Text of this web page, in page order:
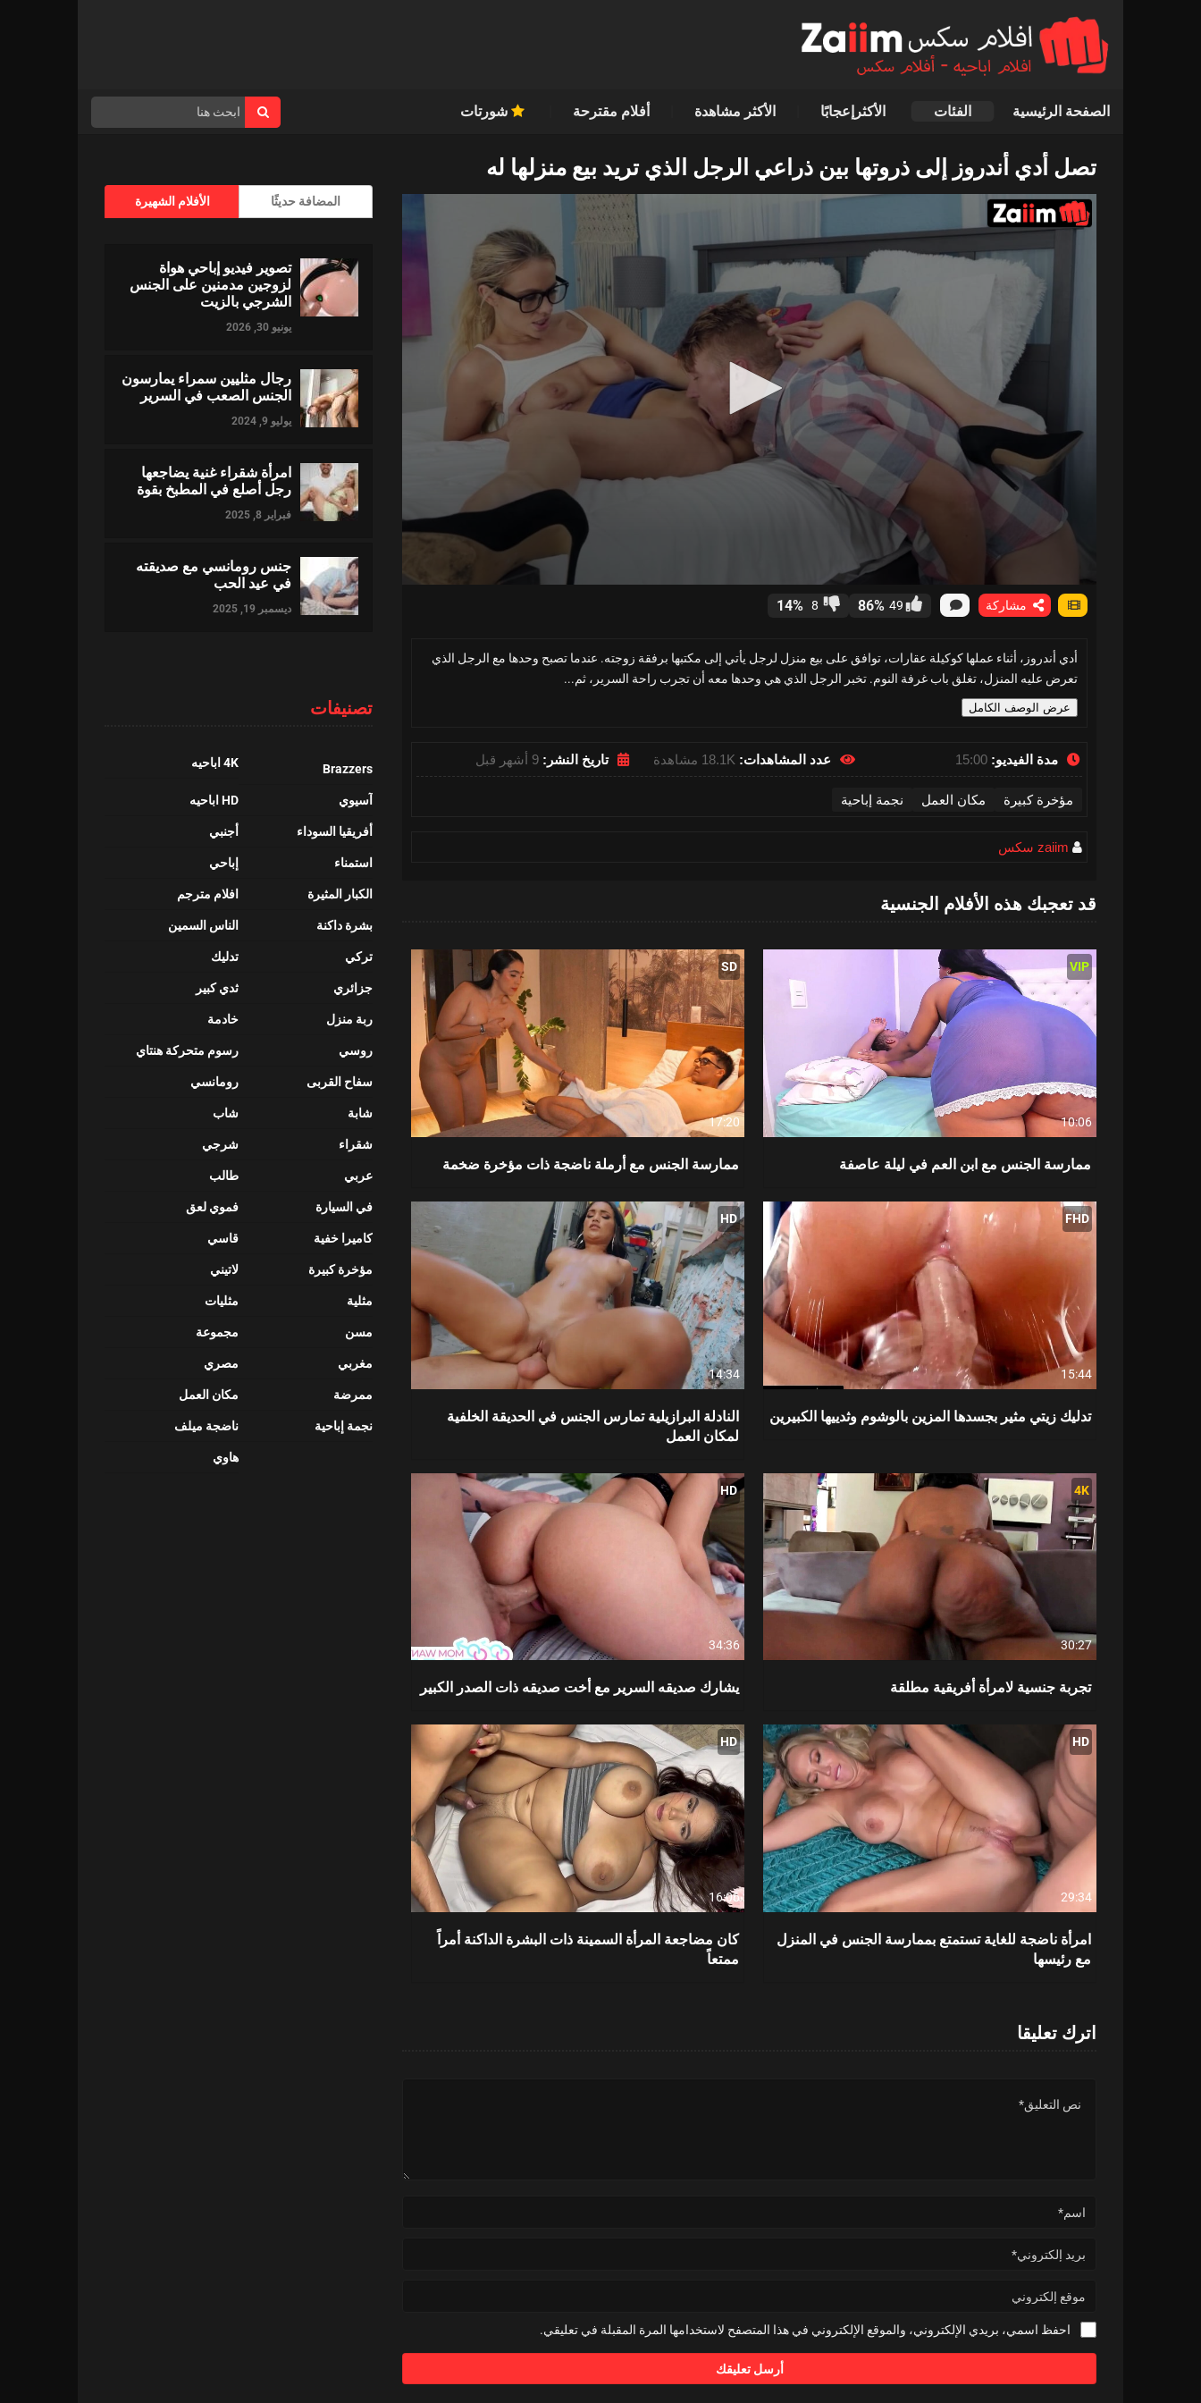
الصفحة الرئيسية الفئات الأكثرإعجابًا الأكثر مشاهدة أفلام مقترحة شورتات
تصل أدي أندروز إلى ذروتها بين ذراعي الرجل الذي تريد بيع منزلها له
Volume
مشاركة 49
86%
8
14%
أدي أندروز، أثناء عملها كوكيلة عقارات، توافق على بيع منزل لرجل يأتي إلى مكتبها برفقة زوجته. عندما تصبح وحدها مع الرجل الذي
تعرض عليه المنزل، تغلق باب غرفة النوم. تخبر الرجل الذي هي وحدها معه أن تجرب راحة السرير، ثم...
عرض الوصف الكامل
مدة الفيديو: 15:00 عدد المشاهدات: 18.1K مشاهدة تاريخ النشر: 9 أشهر قبل
مؤخرة كبيرة مكان العمل نجمة إباحية
zaiim سكس
قد تعجبك هذه الأفلام الجنسية
VIP
10:06
ممارسة الجنس مع ابن العم في ليلة عاصفة
SD
17:20
ممارسة الجنس مع أرملة ناضجة ذات مؤخرة ضخمة
FHD
15:44
تدليك زيتي مثير بجسدها المزين بالوشوم وثدييها الكبيرين
HD
14:34
النادلة البرازيلية تمارس الجنس في الحديقة الخلفية
لمكان العمل
4K
30:27
تجربة جنسية لامرأة أفريقية مطلقة
HD
34:36
يشارك صديقه السرير مع أخت صديقه ذات الصدر الكبير
HD
29:34
امرأة ناضجة للغاية تستمتع بممارسة الجنس في المنزل
مع رئيسها
HD
16:06
كان مضاجعة المرأة السمينة ذات البشرة الداكنة أمراً
ممتعاً
اترك تعليقا
احفظ اسمي، بريدي الإلكتروني، والموقع الإلكتروني في هذا المتصفح لاستخدامها المرة المقبلة في تعليقي.
الأفلام الشهيرة المضافة حديثًا
تصوير فيديو إباحي هواة
لزوجين مدمنين على الجنس
الشرجي بالزيت
يونيو 30, 2026
رجال مثليين سمراء يمارسون
الجنس الصعب في السرير
يوليو 9, 2024
امرأة شقراء غنية يضاجعها
رجل أصلع في المطبخ بقوة
فبراير 8, 2025
جنس رومانسي مع صديقته
في عيد الحب
ديسمبر 19, 2025
تصنيفات
4K اباحيه Brazzers
HD اباحيه آسيوي
أجنبي أفريقيا السوداء
إباحي استمناء
افلام مترجم الكبار المثيرة
الناس السمين بشرة داكنة
تدليك تركي
ثدي كبير جزائري
خادمة ربة منزل
رسوم متحركة هنتاي روسي
رومانسي سفاح القربى
شاب شابة
شرجي شقراء
طالب عربي
فموي لعق في السيارة
قاسي كاميرا خفية
لاتيني مؤخرة كبيرة
مثليات مثلية
مجموعة مسن
مصري مغربي
مكان العمل ممرضة
ناضجة ميلف نجمة إباحية
هاوي